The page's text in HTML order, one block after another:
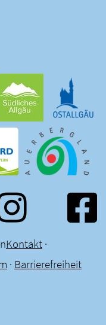
Kontakt ·
· Barrierefreiheit